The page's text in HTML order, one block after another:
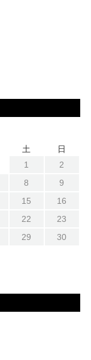
土
日
1
2
8
9
15
16
22
23
29
30